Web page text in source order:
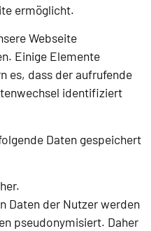
ermöglicht.
Webseite
Einige Elemente
es, dass der aufrufende
identifiziert
Daten gespeichert
Daten der Nutzer werden
pseudonymisiert. Daher